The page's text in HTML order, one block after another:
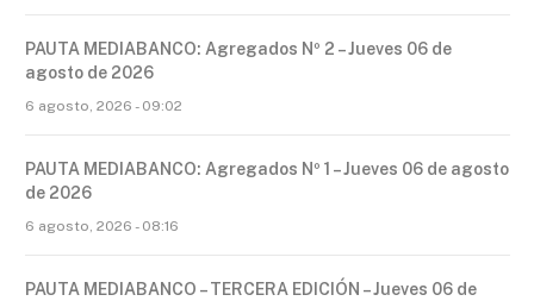
PAUTA MEDIABANCO: Agregados Nº 2 – Jueves 06 de
agosto de 2026
6 agosto, 2026 - 09:02
PAUTA MEDIABANCO: Agregados Nº 1 – Jueves 06 de agosto
de 2026
6 agosto, 2026 - 08:16
PAUTA MEDIABANCO – TERCERA EDICIÓN – Jueves 06 de